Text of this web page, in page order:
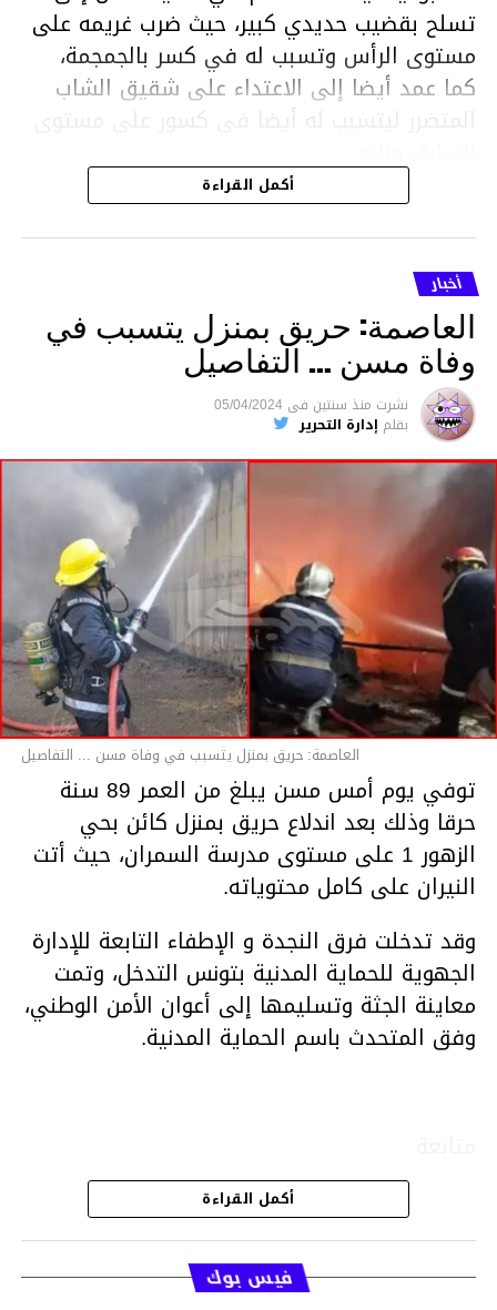
تسلح بقضيب حديدي كبير، حيث ضرب غريمه على
مستوى الرأس وتسبب له في كسر بالجمجمة،
كما عمد أيضا إلى الاعتداء على شقيق الشاب
المتضرر ليتسبب له أيضا في كسور على مستوى
هذا وقد تمكن أعوان مركز الأمن الوطني بحي
هلال في توقيت قياسي من محاصرة المشتبه به
والقبض عليه وإحالته على التحقيق في خصوص
ما نُسبه إليه.
متابعة
قسم الاخبار
أكمل القراءة
أخبار
العاصمة: حريق بمنزل يتسبب في
وفاة مسن … التفاصيل
نشرت منذ سنتين فى 05/04/2024
بقلم إدارة التحرير
العاصمة: حريق بمنزل يتسبب في وفاة مسن ... التفاصيل
توفي يوم أمس مسن يبلغ من العمر 89 سنة
حرقا وذلك بعد اندلاع حريق بمنزل كائن بحي
الزهور 1 على مستوى مدرسة السمران، حيث أتت
النيران على كامل محتوياته.
وقد تدخلت فرق النجدة و الإطفاء التابعة للإدارة
الجهوية للحماية المدنية بتونس التدخل، وتمت
معاينة الجثة وتسليمها إلى أعوان الأمن الوطني،
وفق المتحدث باسم الحماية المدنية.
قسم الاخبار
أكمل القراءة
فيس بوك